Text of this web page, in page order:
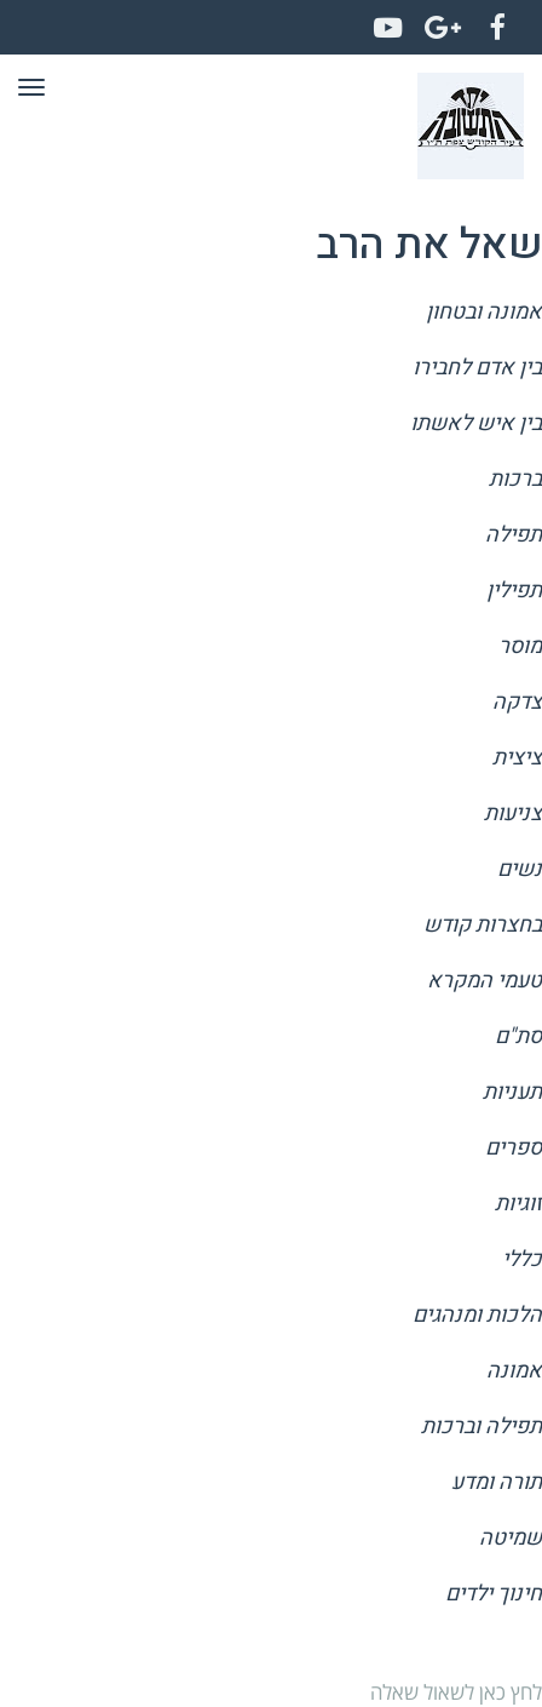
Facebook
Google+
YouTube
שאל את הרב
אמונה ובטחון
בין אדם לחבירו
בין איש לאשתו
ברכות
תפילה
תפילין
מוסר
צדקה
ציצית
צניעות
נשים
בחצרות קודש
טעמי המקרא
סת"ם
תעניות
ספרים
זוגיות
כללי
הלכות ומנהגים
אמונה
תפילה וברכות
תורה ומדע
שמיטה
חינוך ילדים
לחץ כאן לשאול שאלה